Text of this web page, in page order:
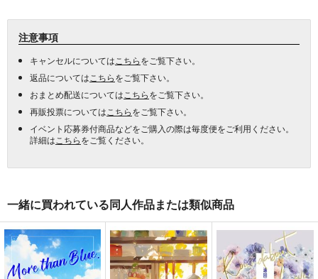
注意事項
キャンセルについては こちらをご覧下さい。
返品については こちらをご覧下さい。
おまとめ配送については こちらをご覧下さい。
再販投票については こちらをご覧下さい。
イベント応募券付商品などをご購入の際は毎度便をご利用ください。
詳細は こちらをご覧ください。
一緒に買われている同人作品または類似商品